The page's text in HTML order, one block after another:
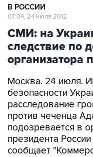
В РОССИИ
07:04, 24 июля 2012
СМИ: на
следствие по
организатора
Москва. 24 июля.
безопасности
расследование
против чеченца
подозревается в
президента
сообщает